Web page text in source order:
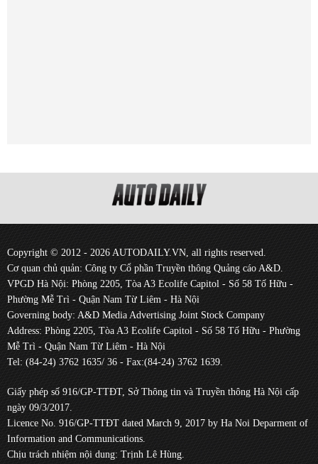
Copyright © 2012 - 2026 AUTODAILY.VN, all rights reserved.
Cơ quan chủ quản: Công ty Cổ phần Truyền thông Quảng cáo A&D.
VPGD Hà Nội: Phòng 2205, Tòa A3 Ecolife Capitol - Số 58 Tố Hữu -
Phường Mễ Trì - Quận Nam Từ Liêm - Hà Nội
Governing body: A&D Media Advertising Joint Stock Company
Address: Phòng 2205, Tòa A3 Ecolife Capitol - Số 58 Tố Hữu - Phường
Mễ Trì - Quận Nam Từ Liêm - Hà Nội
Tel: (84-24) 3762 1635/ 36 - Fax:(84-24) 3762 1639.
Giấy phép số 916/GP-TTĐT, Sở Thông tin và Truyền thông Hà Nội cấp
ngày 09/3/2017.
Licence No. 916/GP-TTĐT dated March 9, 2017 by Ha Noi Deparment of
Information and Communications.
Chịu trách nhiệm nội dung: Trịnh Lê Hùng.